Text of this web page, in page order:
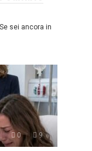
sei ancora in
0 9